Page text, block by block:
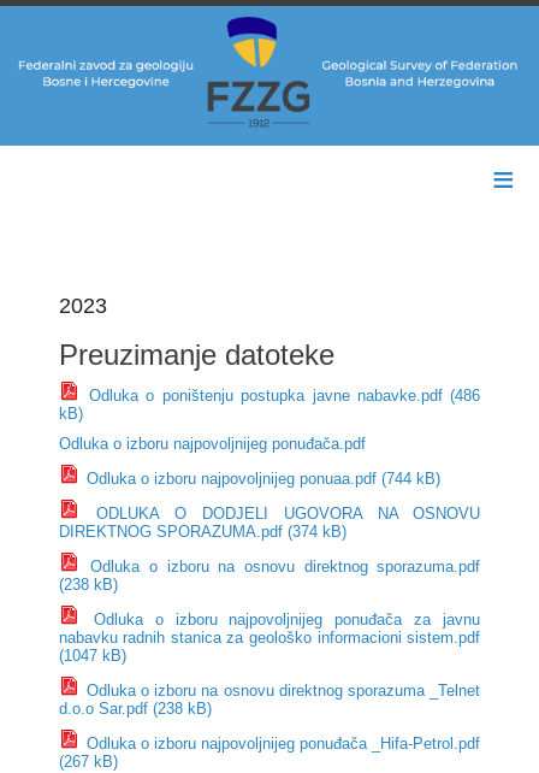
≡
2023
Preuzimanje datoteke
Odluka o poništenju postupka javne nabavke.pdf (486
kB)
Odluka o izboru najpovoljnijeg ponuđača.pdf
Odluka o izboru najpovoljnijeg ponuaa.pdf (744 kB)
ODLUKA O DODJELI UGOVORA NA OSNOVU
DIREKTNOG SPORAZUMA.pdf (374 kB)
Odluka o izboru na osnovu direktnog sporazuma.pdf
(238 kB)
Odluka o izboru najpovoljnijeg ponuđača za javnu
nabavku radnih stanica za geološko informacioni sistem.pdf
(1047 kB)
Odluka o izboru na osnovu direktnog sporazuma _Telnet
d.o.o Sar.pdf (238 kB)
Odluka o izboru najpovoljnijeg ponuđača _Hifa-Petrol.pdf
(267 kB)